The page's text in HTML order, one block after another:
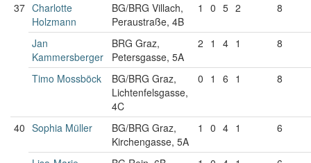
37 Charlotte
Holzmann
BG/BRG Villach,
Peraustraße, 4B
1 0 5 2 8
Jan
Kammersberger
BRG Graz,
Petersgasse, 5A
2 1 4 1 8
Timo Mossböck
BG/BRG Graz,
Lichtenfelsgasse,
4C
0 1 6 1 8
40 Sophia Müller
BG/BRG Graz,
Kirchengasse, 5A
1 0 4 1 6